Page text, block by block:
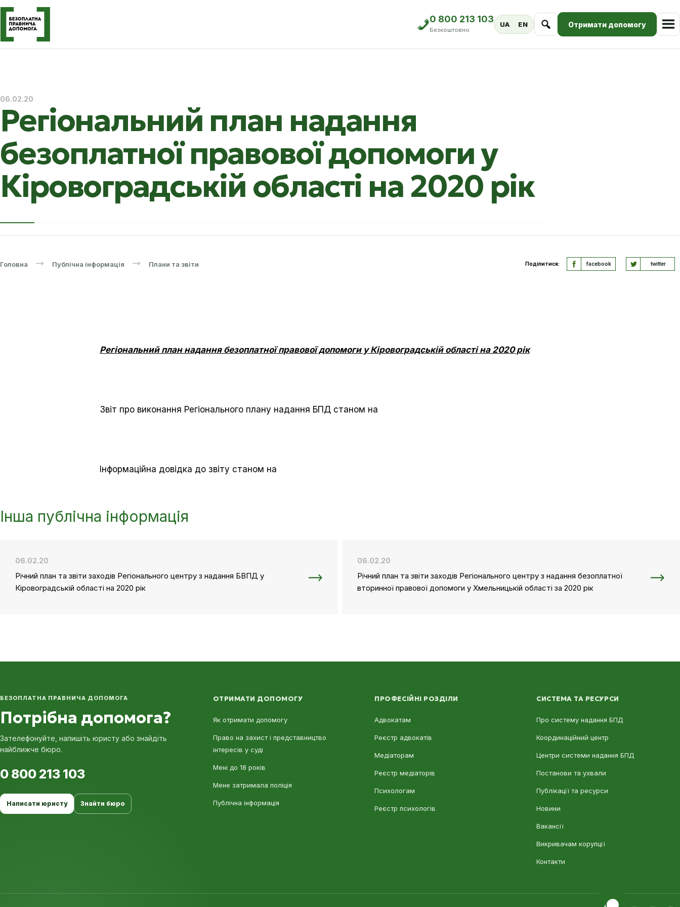
0 800 213 103
Безкоштовно
UA EN Отримати допомогу
06.02.20
Регіональний план надання
безоплатної правової допомоги у
Кіровоградській області на 2020 рік
Головна Публічна інформація Плани та звіти Поділитися: facebook twitter
Регіональний план надання безоплатної правової допомоги у Кіровоградській області на 2020 рік
Звіт про виконання Регіонального плану надання БПД станом на
Інформаційна довідка до звіту станом на
Інша публічна інформація
06.02.20
Річний план та звіти заходів Регіонального центру з надання БВПД у
Кіровоградській області на 2020 рік
06.02.20
Річний план та звіти заходів Регіонального центру з надання безоплатної
вторинної правової допомоги у Хмельницькій області за 2020 рік
БЕЗОПЛАТНА ПРАВНИЧА ДОПОМОГА
Потрібна допомога?
Зателефонуйте, напишіть юристу або знайдіть
найближче бюро.
0 800 213 103
Написати юристу Знайти бюро
ОТРИМАТИ ДОПОМОГУ
Як отримати допомогу
Право на захист і представництво
інтересів у суді
Мені до 18 років
Мене затримала поліція
Публічна інформація
ПРОФЕСІЙНІ РОЗДІЛИ
Адвокатам
Реєстр адвокатів
Медіаторам
Реєстр медіаторів
Психологам
Реєстр психологів
СИСТЕМА ТА РЕСУРСИ
Про систему надання БПД
Координаційний центр
Центри системи надання БПД
Постанови та ухвали
Публікації та ресурси
Новини
Вакансії
Викривачам корупції
Контакти